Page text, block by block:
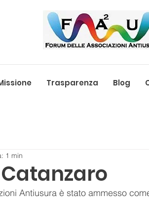
Trasparenza Blog
1 min
Antiusura è stato ammesso